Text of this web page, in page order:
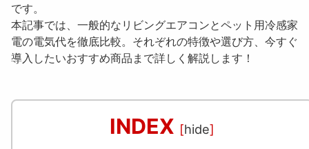
です。
本記事では、一般的なリビングエアコンとペット用冷感家
電の電気代を徹底比較。それぞれの特徴や選び方、今すぐ
導入したいおすすめ商品まで詳しく解説します！
INDEX [hide]